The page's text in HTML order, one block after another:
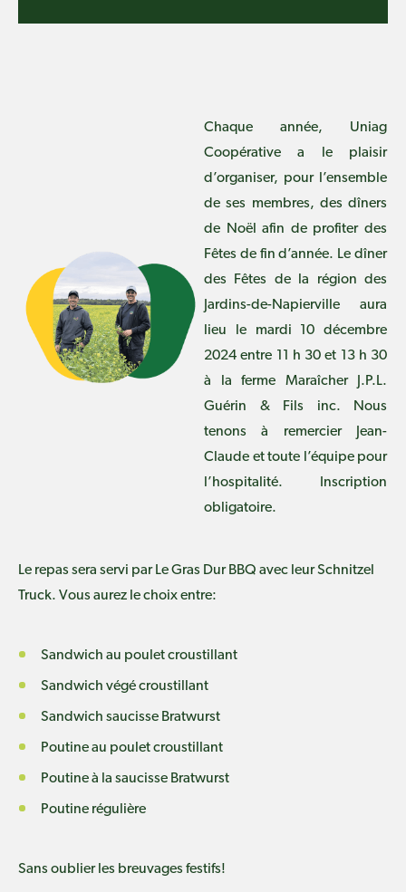
Chaque année, Uniag
Coopérative a le plaisir
d’organiser, pour l’ensemble
de ses membres, des dîners
de Noël afin de profiter des
Fêtes de fin d’année. Le dîner
des Fêtes de la région des
Jardins-de-Napierville aura
lieu le mardi 10 décembre
2024 entre 11 h 30 et 13 h 30
à la ferme Maraîcher J.P.L.
Guérin & Fils inc. Nous
tenons à remercier Jean-
Claude et toute l’équipe pour
l’hospitalité. Inscription
obligatoire.
Le repas sera servi par Le Gras Dur BBQ avec leur Schnitzel
Truck. Vous aurez le choix entre:
Sandwich au pouletcroustillant
Sandwich végécroustillant
Sandwich saucisse Bratwurst
Poutine au pouletcroustillant
Poutine à la saucisse Bratwurst
Poutine régulière
Sans oublier les breuvages festifs!